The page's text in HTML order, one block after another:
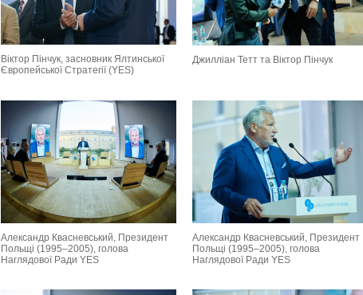
Віктор Пінчук, засновник Ялтинської
Європейської Стратегії (YES)
Джилліан Тетт та Віктор Пінчук
Александр Квасневський, Президент
Польщі (1995–2005), голова
Наглядової Ради YES
Александр Квасневський, Президент
Польщі (1995–2005), голова
Наглядової Ради YES